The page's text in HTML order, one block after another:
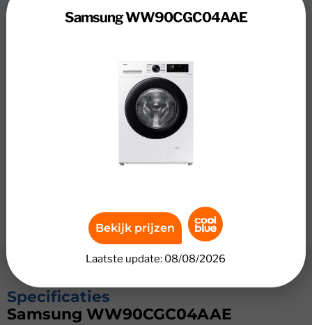
Review
Was extra hygiënisch met de Samsung
WW90CGC04AAE. Deze wasmachine heeft Samsung
SteamWash. Dit programma voegt stoom toe tijdens het
wassen. Daardoor verwijder je bacteriën en allergenen
extra grondig. Met Samsung SmartThings bedien je de
wasmachine via je smartphone. Zo zie je hoelang het
programma nog duurt. Je wast 9 kilogram wasgoed in
combinatie met een Coolblue energiecontract was je
tussen 12.00 en 15.00 uur zonder stroomkosten.
Specificaties
Samsung WW90CGC04AAE
Samsung WW90CGC04AAE
Bekijk prijzen
Laatste update: 08/08/2026